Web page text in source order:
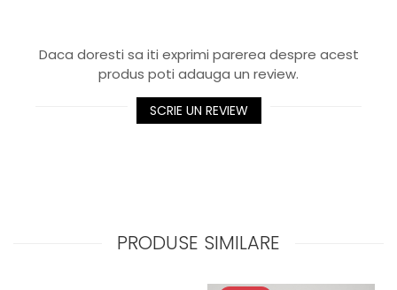
Daca doresti sa iti exprimi parerea despre acest
produs poti adauga un review.
SCRIE UN REVIEW
PRODUSE SIMILARE